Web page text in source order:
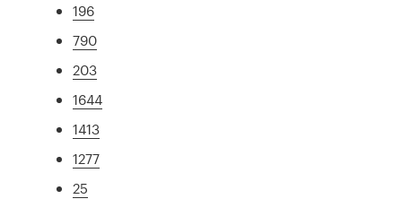
196
790
203
1644
1413
1277
25